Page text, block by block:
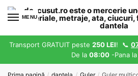
Skip
Skip
MENU
Transport GRATUIT peste 250 LEI! 📞
De la 08:00-Pana la
/ / /